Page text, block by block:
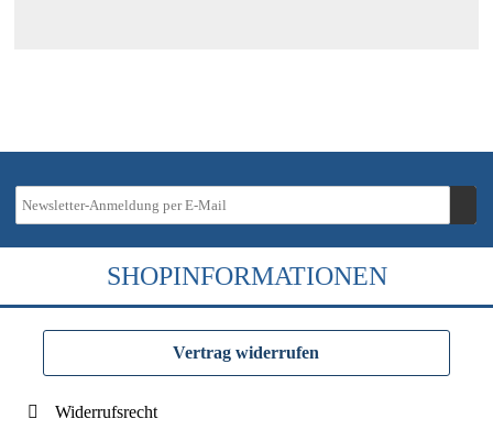
SHOPINFORMATIONEN
Vertrag widerrufen
Widerrufsrecht